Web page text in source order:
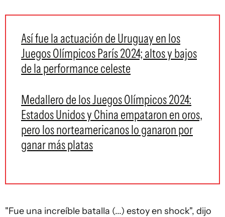
Así fue la actuación de Uruguay en los
Juegos Olímpicos París 2024; altos y bajos
de la performance celeste
Medallero de los Juegos Olímpicos 2024:
Estados Unidos y China empataron en oros,
pero los norteamericanos lo ganaron por
ganar más platas
"Fue una increíble batalla (...) estoy en shock", dijo